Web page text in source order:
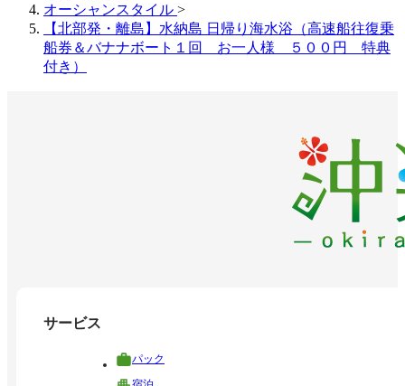
オーシャンスタイル >
【北部発・離島】水納島 日帰り海水浴（高速船往復乗
船券＆バナナボート１回 お一人様 ５００円 特典
付き）
サービス
パック